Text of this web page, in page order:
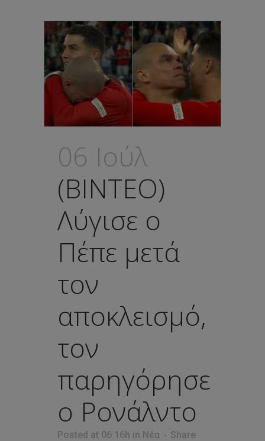
06 Ιούλ
(ΒΙΝΤΕΟ)
Λύγισε ο
Πέπε μετά
τον
αποκλεισμό,
τον
παρηγόρησε
ο Ρονάλντο
Posted at 06:16h in Νέα Share